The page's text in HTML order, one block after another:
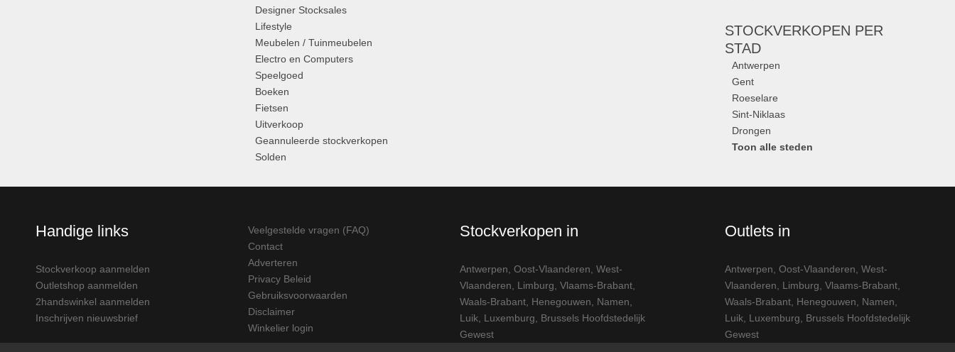
Designer Stocksales
Lifestyle
Meubelen / Tuinmeubelen
Electro en Computers
Speelgoed
Boeken
Fietsen
Uitverkoop
Geannuleerde stockverkopen
Solden
STOCKVERKOPEN PER
STAD
Antwerpen
Gent
Roeselare
Sint-Niklaas
Drongen
Toon alle steden
Handige links
Stockverkoop aanmelden
Outletshop aanmelden
2handswinkel aanmelden
Inschrijven nieuwsbrief
Veelgestelde vragen (FAQ)
Contact
Adverteren
Privacy Beleid
Gebruiksvoorwaarden
Disclaimer
Winkelier login
Stockverkopen in
Antwerpen ,Oost-Vlaanderen ,West-
Vlaanderen
Limburg ,Vlaams-Brabant
Waals-Brabant Henegouwen Namen
Luik Luxemburg
Brussels Hoofdstedelijk
Gewest
Outlets in
Antwerpen ,Oost-Vlaanderen ,West-
Vlaanderen
Limburg ,Vlaams-Brabant
Waals-Brabant Henegouwen Namen
Luik Luxemburg
Brussels Hoofdstedelijk
Gewest